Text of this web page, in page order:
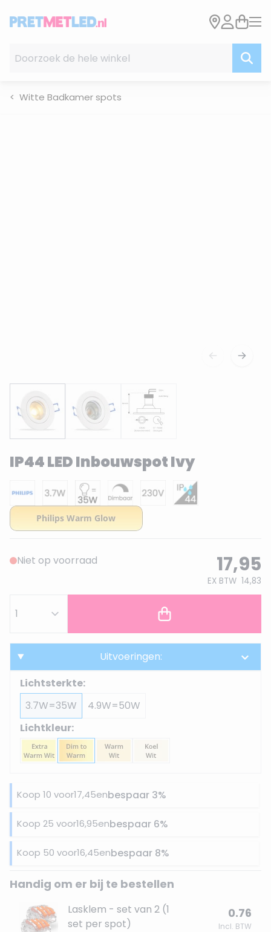
Witte Badkamer spots
IP44 LED Inbouwspot Ivy
Niet op voorraad 17,95
EX BTW 14,83
Uitvoeringen:
Lichtsterkte:
3.7W=35W
4.9W=50W
Lichtkleur:
Koop 10 voor17,45enbespaar 3%
Koop 25 voor16,95enbespaar 6%
Koop 50 voor16,45enbespaar 8%
Handig om er bij te bestellen
Lasklem - set van 2 (1
set per spot)
0.76
Incl. BTW